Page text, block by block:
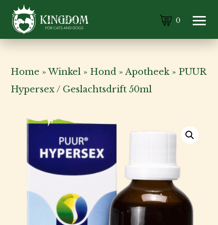
0
Home »Winkel » Hond »Apotheek» PUUR
Hypersex / Geslachtsdrift 50ml